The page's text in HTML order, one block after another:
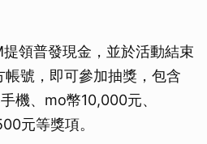
領普發現金，並於活動結束
號，即可參加抽獎，包含
機、mo幣10,000元、
元等獎項。